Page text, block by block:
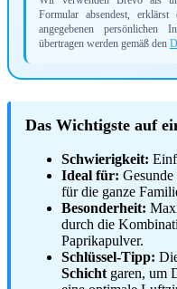
Formular absendest,
angegebenen persönlichen
übertragen werden gemäß den
Das Wichtigste auf
Schwierigkeit:
Ideal für:
für die ganze
Besonderheit:
durch die
Paprikapulver.
Schlüssel-Tipp:
Schicht garen, um